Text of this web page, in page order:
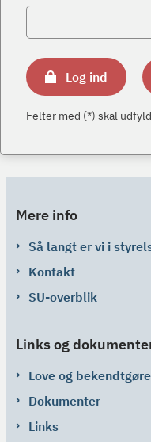
Log ind
Felter med (*) skal
Mere info
Så langt er vi i
Kontakt
SU-overblik
Links og
Love og
Dokumenter
Links